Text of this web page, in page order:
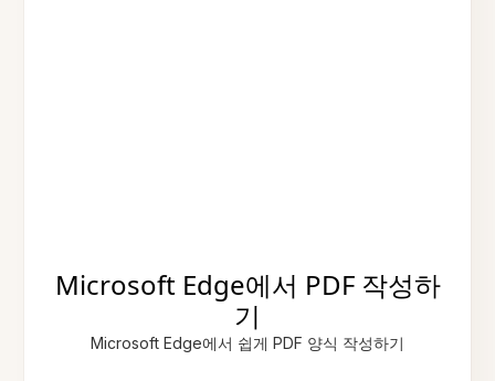
Microsoft Edge에서 PDF 작성하
기
Microsoft Edge에서 쉽게 PDF 양식 작성하기